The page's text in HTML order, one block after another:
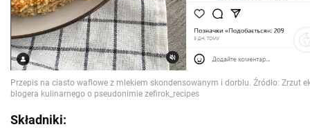
Składniki: